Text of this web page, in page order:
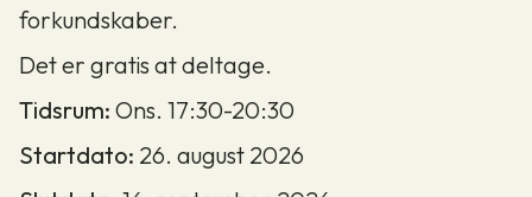
forkundskaber.
Det er gratis at deltage.
Tidsrum: Ons. 17:30-20:30
Startdato: 26. august 2026